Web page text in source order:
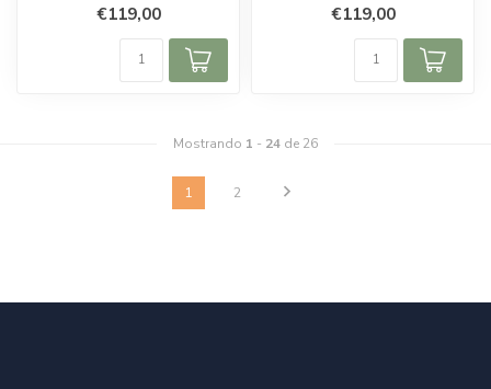
comple...
€119,00 €119,00
Mostrando 1 - 24 de 26
1 2